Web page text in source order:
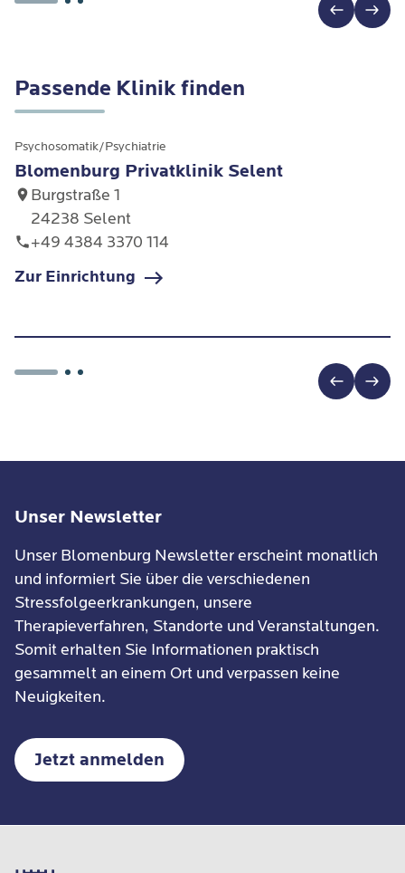
Therapieeinheiten
eine vertrauensvolle und
Verhaltensmechanismen auf. Dabei wenden wir
während der psychotherapeutischen Sitzungen
die
Dialektisch-Behaviorale Therapie (DBT)
um neue flexible Verhaltensweisen zu verankern.
Passende Klinik finden
Psychosomatik/Psychiatrie
Blomenburg Privatklinik Selent
Burgstraße 1
24238 Selent
+49 4384 3370 114
Zur Einrichtung
Unser Newsletter
Unser Blomenburg Newsletter erscheint monatlich
und informiert Sie über die verschiedenen
Stressfolgeerkrankungen, unsere
Therapieverfahren, Standorte und Veranstaltungen.
Somit erhalten Sie Informationen praktisch
gesammelt an einem Ort und verpassen keine
Neuigkeiten.
Jetzt anmelden